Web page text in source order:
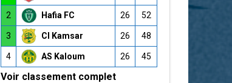
2 Hafia FC 26 52
3 CI Kamsar 26 48
4 AS Kaloum 26 45
Voir classement complet